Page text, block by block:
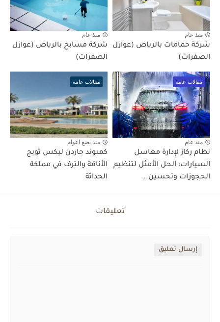
منذ عام
شركة حمامات بالرياض (عوازل
الصفرات)
منذ عام
شركة مسابح بالرياض (عوازل
الصفرات)
مقالات عامة
منذ عام
نظام ركاز لإدارة مغاسل
السيارات: الحل الأمثل لتنظيم
الحجوزات وتحسين...
مقالات عامة
منذ بضع اعوام
كمبوند جاردن ليكس تويج
الأناقة والترف في مملكة
الحداثة
تعليقات
إرسال تعليق